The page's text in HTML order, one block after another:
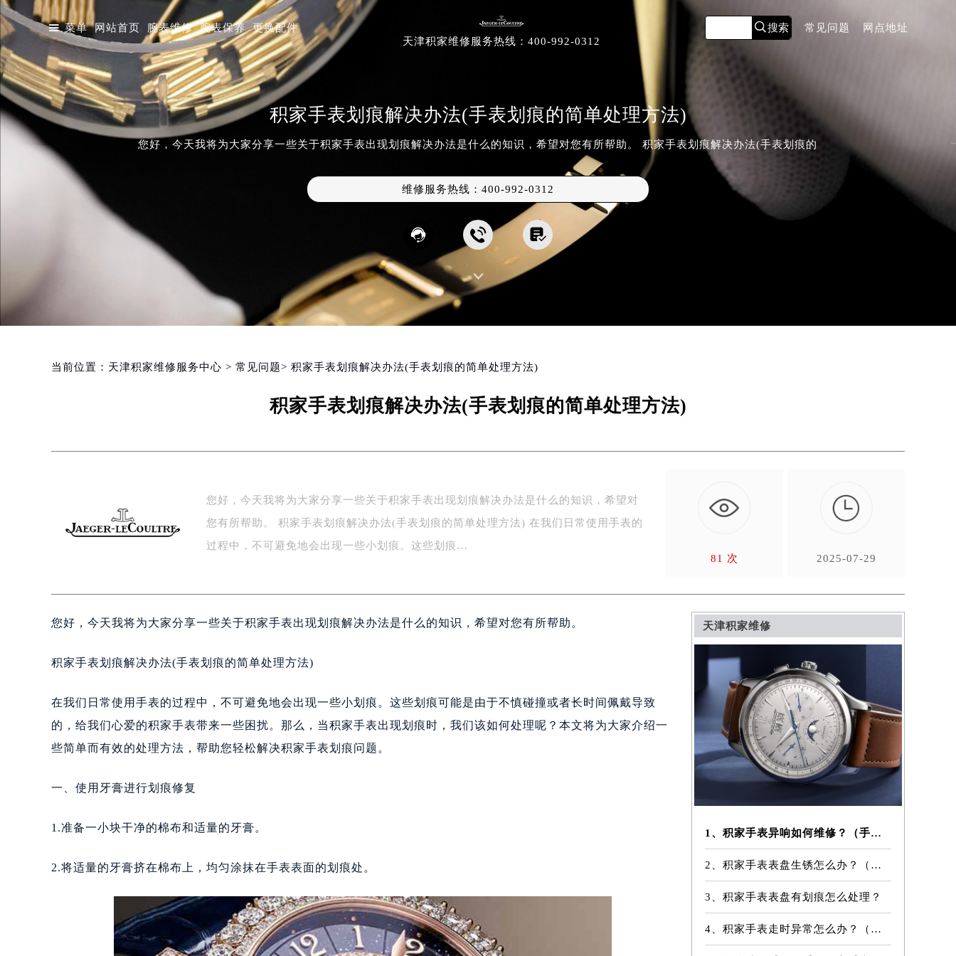
 菜单 网站首页 腕表维修 腕表保养
更换配件
天津积家维修服务热线： 400-992-0312
常见问题 网点地址
天津金融中心店 成都东原中心店
积家手表划痕解决办法(手表划痕的简单处理方法)
您好，今天我将为大家分享一些关于积家手表出现划痕解决办法是什么的知识，希望对您有所帮助。 积家手表划痕解决办法(手表划痕的
维修服务热线： 400-992-0312
  
当前位置： 天津积家维修服务中心 > 常见问题> 积家手表划痕解决办法(手表划痕的简单处理方法)
积家手表划痕解决办法(手表划痕的简单处理方法)
您好，今天我将为大家分享一些关于积家手表出现划痕解决办法是什么的知识，希望对
您有所帮助。 积家手表划痕解决办法(手表划痕的简单处理方法) 在我们日常使用手表的
过程中，不可避免地会出现一些小划痕。这些划痕…
81 次

2025-07-29
您好，今天我将为大家分享一些关于积家手表出现划痕解决办法是什么的知识，希望对您有所帮助。
积家手表划痕解决办法(手表划痕的简单处理方法)
在我们日常使用手表的过程中，不可避免地会出现一些小划痕。这些划痕可能是由于不慎碰撞或者长时间佩戴导致
的，给我们心爱的积家手表带来一些困扰。那么，当积家手表出现划痕时，我们该如何处理呢？本文将为大家介绍一
些简单而有效的处理方法，帮助您轻松解决积家手表划痕问题。
一、使用牙膏进行划痕修复
1.准备一小块干净的棉布和适量的牙膏。
2.将适量的牙膏挤在棉布上，均匀涂抹在手表表面的划痕处。
天津积家维修
1、积家手表异响如何维修？（手表异响的解决方法）
2、积家手表表盘生锈怎么办？（手表表盘生锈的解决方法）
3、积家手表表盘有划痕怎么处理？
4、积家手表走时异常怎么办？（手表走时异常的解决方法）